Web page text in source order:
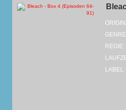
REGIE:
LABEL: